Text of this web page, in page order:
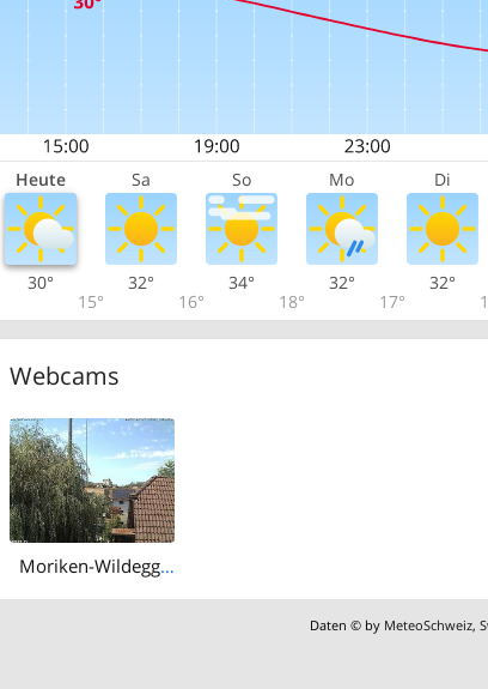
Heute Sa So Mo Di
30°
15°
32°
16°
34°
18°
32°
17°
32°
Webcams
Moriken-Wildegg › West: Schloss Wildegg - Museum Aargau
Daten © by MeteoSchweiz,